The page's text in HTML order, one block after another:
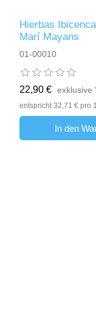
Hierbas
Marí Mayans
01-00010
22,90 € exklusive
entspricht 32,71 € pro
In den